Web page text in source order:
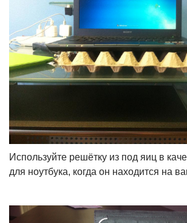
Используйте решётку из под яиц в
для ноутбука, когда он находится на